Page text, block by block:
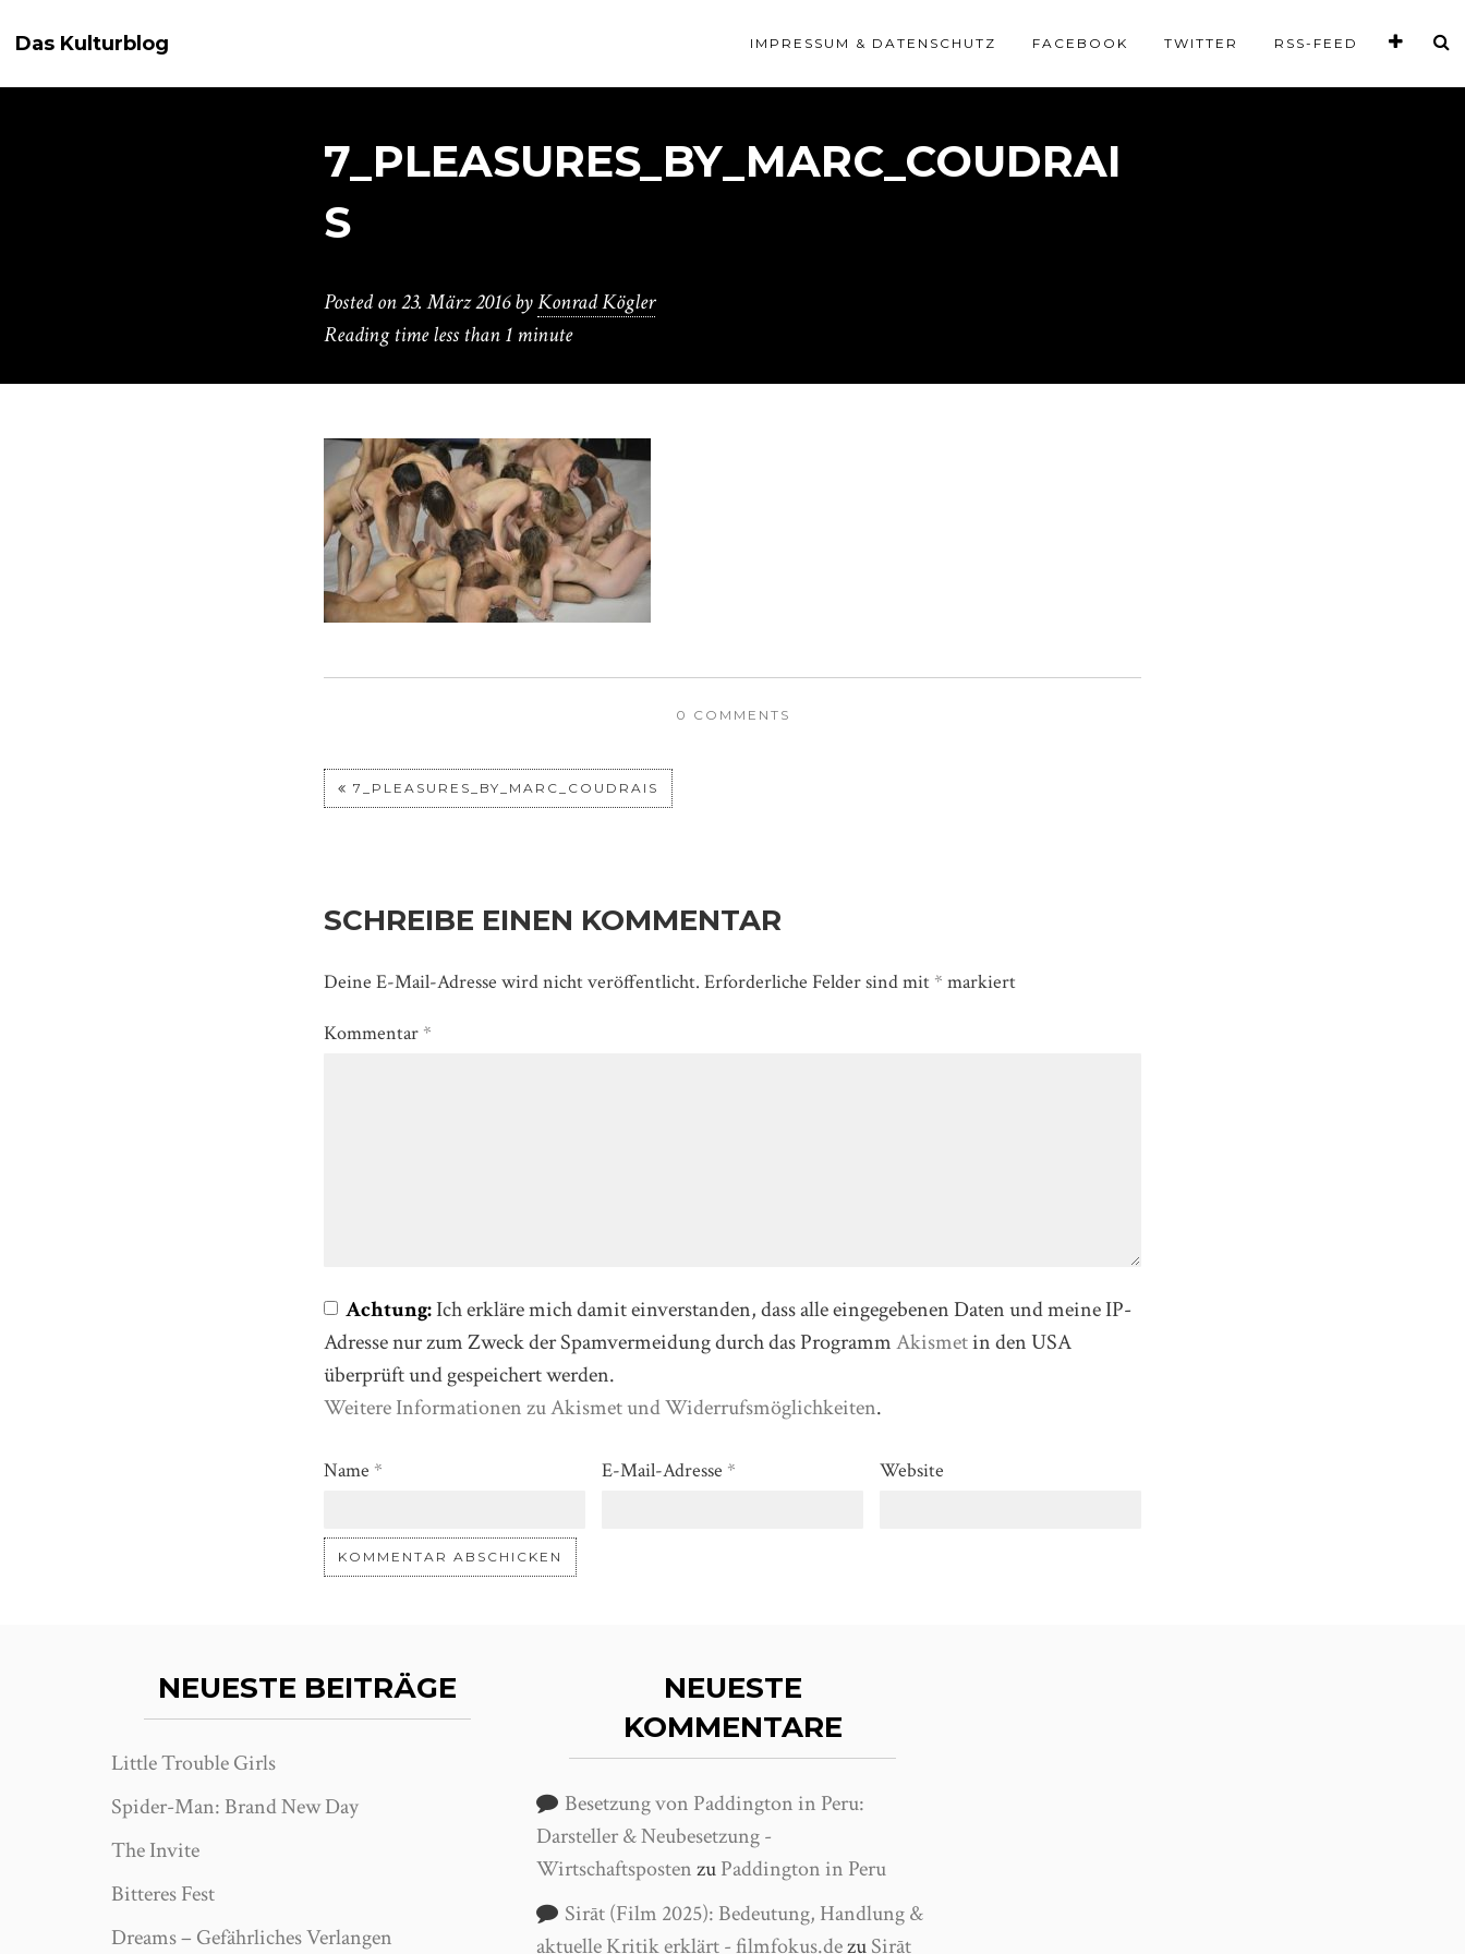
Das Kulturblog IMPRESSUM & DATENSCHUTZ FACEBOOK TWITTER RSS-FEED
7_PLEASURES_BY_MARC_COUDRAI
S
Posted on23. März 2016byKonrad Kögler
Reading timeless than 1 minute
0 COMMENTS
7_PLEASURES_BY_MARC_COUDRAIS
SCHREIBE EINEN KOMMENTAR
Deine E-Mail-Adresse wird nicht veröffentlicht. Erforderliche Felder sind mit * markiert
Kommentar *
Achtung:Ich erkläre mich damit einverstanden, dass alle eingegebenen Daten und meine IP-
Adresse nur zum Zweck der Spamvermeidung durch das ProgrammAkismetin den USA
überprüft und gespeichert werden.
Weitere Informationen zu Akismet und Widerrufsmöglichkeiten.
Name * E-Mail-Adresse * Website
NEUESTE BEITRÄGE
Little Trouble Girls
Spider-Man: Brand New Day
The Invite
Bitteres Fest
Dreams – Gefährliches Verlangen
NEUESTE
KOMMENTARE
Besetzung von Paddington in Peru:
Darsteller & Neubesetzung -
WirtschaftspostenzuPaddington in Peru
Sirāt (Film 2025): Bedeutung, Handlung &
aktuelle Kritik erklärt - filmfokus.dezuSirāt